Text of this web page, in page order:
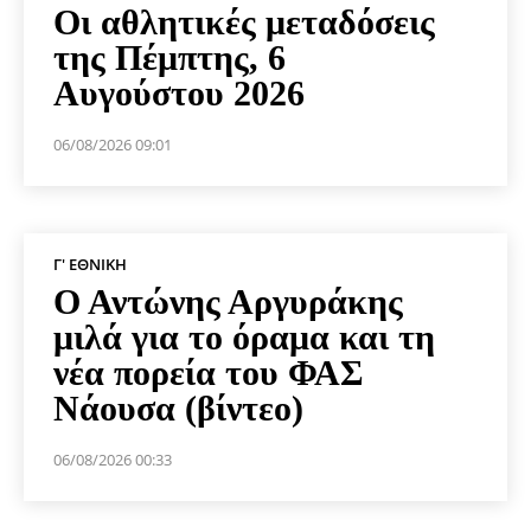
Οι αθλητικές μεταδόσεις
της Πέμπτης, 6
Αυγούστου 2026
06/08/2026 09:01
Γ' ΕΘΝΙΚΉ
Ο Αντώνης Αργυράκης
μιλά για το όραμα και τη
νέα πορεία του ΦΑΣ
Νάουσα (βίντεο)
06/08/2026 00:33